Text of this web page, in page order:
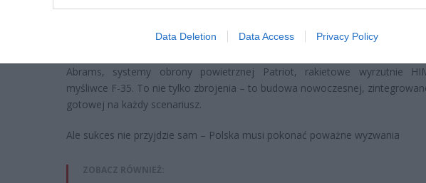
Data Deletion Data Access Privacy Policy
inwestujemy w obronność więcej niż jakikolwiek inny kraj NATO – aż 4,7%
Abrams, systemy obrony powietrznej Patriot, rakietowe wyrzutnie
myśliwce F-35. To nie tylko zbrojenia – to budowa nowoczesnej,
gotowej na każdy scenariusz.
Ale sukces nie przyjdzie sam – Polska musi pokonać poważne wyzwania
ZOBACZ RÓWNIEŻ: